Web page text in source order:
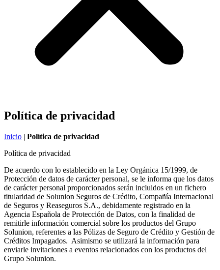
Política de privacidad
Inicio | Política de privacidad
Política de privacidad
De acuerdo con lo establecido en la Ley Orgánica 15/1999, de
Protección de datos de carácter personal, se le informa que los datos
de carácter personal proporcionados serán incluidos en un fichero
titularidad de Solunion Seguros de Crédito, Compañía Internacional
de Seguros y Reaseguros S.A., debidamente registrado en la
Agencia Española de Protección de Datos, con la finalidad de
remitirle información comercial sobre los productos del Grupo
Solunion, referentes a las Pólizas de Seguro de Crédito y Gestión de
Créditos Impagados. Asimismo se utilizará la información para
enviarle invitaciones a eventos relacionados con los productos del
Grupo Solunion.